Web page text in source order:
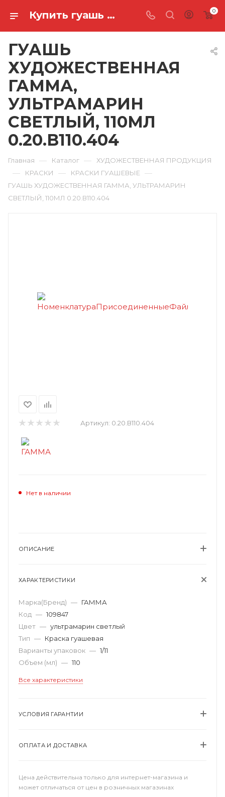
Купить гуашь художественная гамма, ультрамарин светлый, 110мл 0.20.В110.404 в Ростове-на-Дону 0
ГУАШЬ
ХУДОЖЕСТВЕННАЯ
ГАММА,
УЛЬТРАМАРИН
СВЕТЛЫЙ, 110МЛ
0.20.В110.404
Главная — Каталог — ХУДОЖЕСТВЕННАЯ ПРОДУКЦИЯ
— КРАСКИ — КРАСКИ ГУАШЕВЫЕ —
ГУАШЬ ХУДОЖЕСТВЕННАЯ ГАММА, УЛЬТРАМАРИН
СВЕТЛЫЙ, 110МЛ 0.20.В110.404
Артикул: 0.20.В110.404
Нет в наличии
ОПИСАНИЕ
ХАРАКТЕРИСТИКИ
Марка(Бренд) — ГАММА
Код — 109847
Цвет — ультрамарин светлый
Тип — Краска гуашевая
Варианты упаковок — 1/11
Объем (мл) — 110
Все характеристики
УСЛОВИЯ ГАРАНТИИ
ОПЛАТА И ДОСТАВКА
Цена действительна только для интернет-магазина и
может отличаться от цен в розничных магазинах